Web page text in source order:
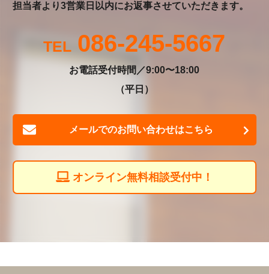
担当者より3営業日以内にお返事させていただきます。
086-245-5667
お電話受付時間／9:00〜18:00
（平日）
メールでのお問い合わせはこちら
オンライン無料相談受付中！